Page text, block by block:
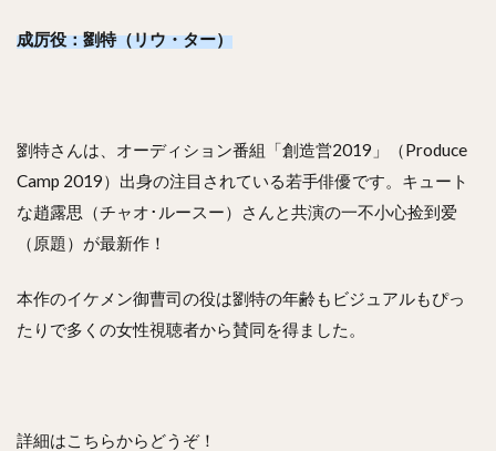
成厉役：劉特（リウ・ター）
劉特さんは、オーディション番組「創造営2019」（Produce
Camp 2019）出身の注目されている若手俳優です。キュート
な趙露思（チャオ･ルースー）さんと共演の一不小心捡到爱
（原題）が最新作！
本作のイケメン御曹司の役は劉特の年齢もビジュアルもぴっ
たりで多くの女性視聴者から賛同を得ました。
詳細はこちらからどうぞ！